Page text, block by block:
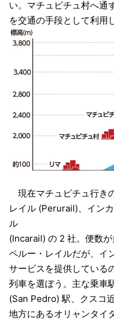
い。マチュピチュ村へ通
を交通の手段として利用
現在マチュピチュ行き
レイル (Perurail)、イン
(Incarail) の 2 社。便数
ペルー・レイルだが、イ
サービスを提供している
列車を選ぼう。主な乗車
(San Pedro) 駅、 クスコ
地方にあるオリャンタイ